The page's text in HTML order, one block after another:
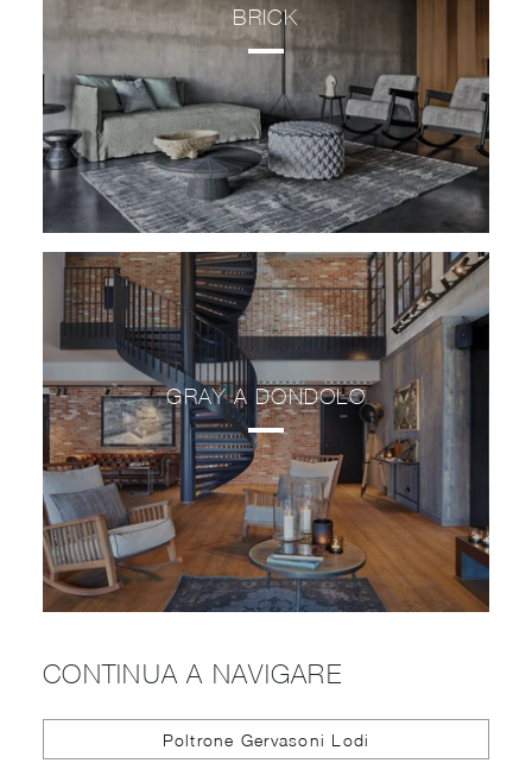
BRICK
GRAY A DONDOLO
CONTINUA A NAVIGARE
Poltrone Gervasoni Lodi